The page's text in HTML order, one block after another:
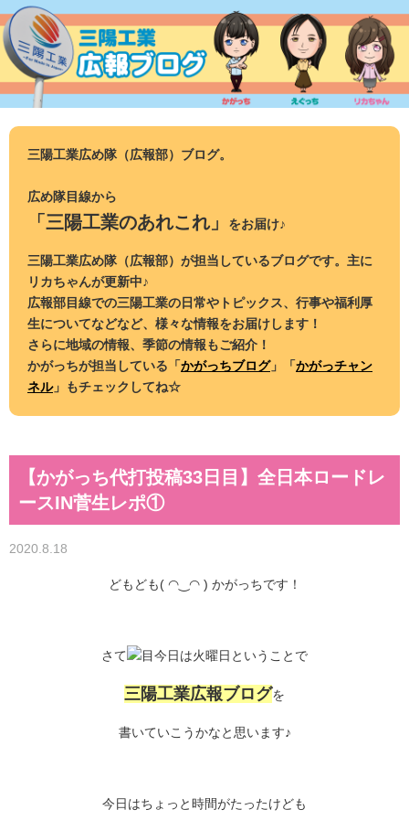
ン
テ
ツ
三陽工業広め隊（広報部）ブログ。
広め隊目線から
「三陽工業のあれこれ」 をお届け♪
三陽工業広め隊（広報部）が担当しているブログです。主に
リカちゃんが更新中♪
広報部目線での三陽工業の日常やトピックス、行事や福利厚
生についてなどなど、様々な情報をお届けします！
さらに地域の情報、季節の情報もご紹介！
かがっちが担当している「かがっちブログ」「かがっチャン
ネル」もチェックしてね☆
【かがっち代打投稿33日目】全日本ロードレ
ースIN菅生レポ①
2020.8.18
どもども( ◠‿◠ ) かがっちです！
さて 今日は火曜日ということで
三陽工業広報ブログを
書いていこうかなと思います♪
今日はちょっと時間がたったけども